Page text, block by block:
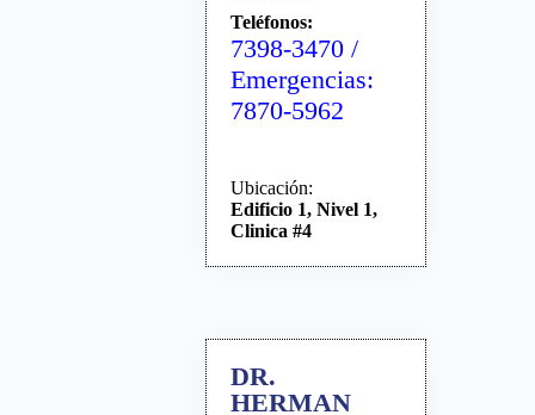
Teléfonos:
7398-3470 /
Emergencias:
7870-5962
Ubicación:
Edificio 1, Nivel 1,
Clinica #4
DR.
HERMAN